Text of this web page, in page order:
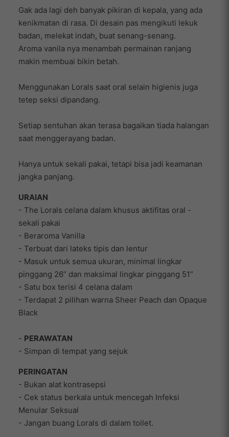
Gak ada lagi deh banyak pikiran di kepala, yang ada
kenikmatan di rasa. Di desain pas mengikuti lekuk
badan, melekat indah, buat senang-senang.
Aroma vanila nya menambah permainan ranjang
makin membuai bikin betah.
Menggunakan Lorals saat oral selain higienis juga
tetep seksi dipandang.
Setiap sentuhan akan terasa bagaikan tiada halangan
saat menggerayang badan.
Hanya untuk sekali pakai, tetapi bisa jadi keamanan
jangka panjang.
URAIAN
- The Lorals celana dalam khusus aktifitas oral -
sekali pakai
- Beraroma Vanilla
- Terbuat dari lateks tipis dan lentur
- Masuk untuk semua ukuran, minimal lingkar
pinggang 26” dan maksimal lingkar pinggang 51”
- Satu box terisi 4 celana dalam
- Terdapat 2 pilihan warna Sheer Peach dan Opaque
Black
- PERAWATAN
- Simpan di tempat yang sejuk
PERINGATAN
- Bukan alat kontrasepsi
- Cek status berkala untuk mencegah Infeksi
Menular Seksual
- Jangan buang Lorals di dalam toilet.